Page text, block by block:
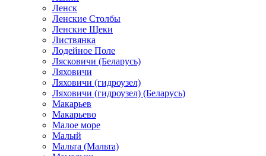
Ленск
Ленские Столбы
Ленские Щеки
Листвянка
Лодейное Поле
Лясковичи (Беларусь)
Ляховичи
Ляховичи (гидроузел)
Ляховичи (гидроузел) (Беларусь)
Макарьев
Макарьево
Малое море
Малый
Мальта (Мальта)